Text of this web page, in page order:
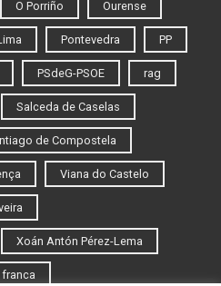
O Porriño Ourense
Pontevedra PP
PSdeG-PSOE rag
Salceda de Caselas
de Compostela
Viana do Castelo
Xoán Antón Pérez-Lema
franca